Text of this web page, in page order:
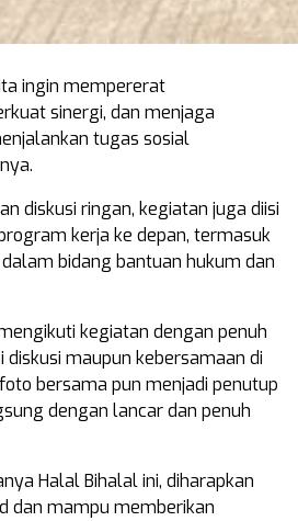
ingin mempererat
sinergi, dan menjaga
tugas sosial
diskusi ringan, kegiatan juga diisi
kerja ke depan, termasuk
bidang bantuan hukum dan
kegiatan dengan penuh
diskusi maupun kebersamaan di
bersama pun menjadi penutup
dengan lancar dan penuh
Halal Bihalal ini, diharapkan
dan mampu memberikan